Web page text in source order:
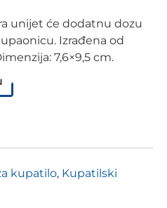
unijet će dodatnu dozu
Izrađena od
7,6×9,5 cm.
kupatilo, Kupatilski